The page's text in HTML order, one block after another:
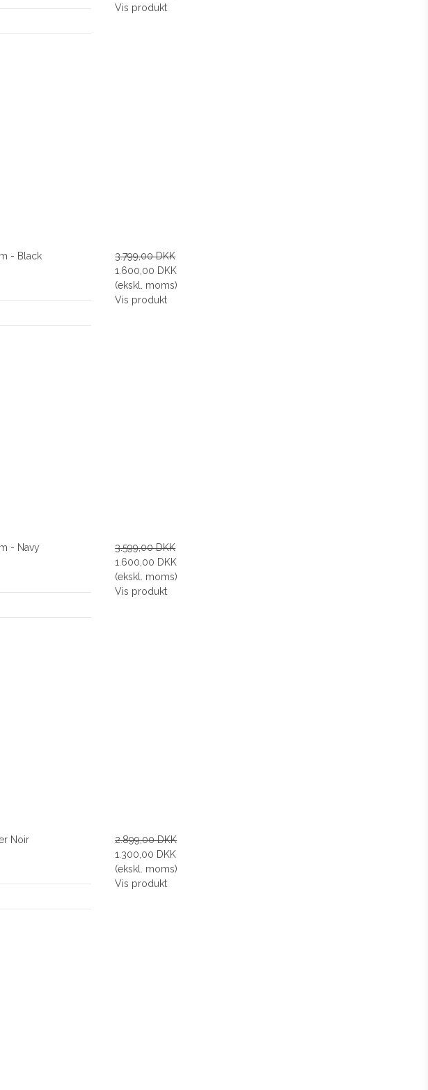
Vis produkt
- Black
3.799,00 DKK
1.600,00 DKK
(ekskl. moms)
Vis produkt
- Navy
3.599,00 DKK
1.600,00 DKK
(ekskl. moms)
Vis produkt
Noir
2.899,00 DKK
1.300,00 DKK
(ekskl. moms)
Vis produkt